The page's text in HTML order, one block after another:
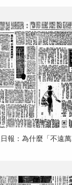
報：為什麼「不遠萬